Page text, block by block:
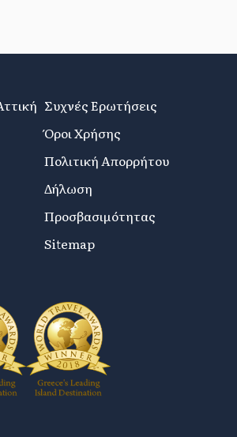
Συχνές Ερωτήσεις
Όροι Χρήσης
Πολιτική Απορρήτου
Δήλωση
Προσβασιμότητας
Sitemap